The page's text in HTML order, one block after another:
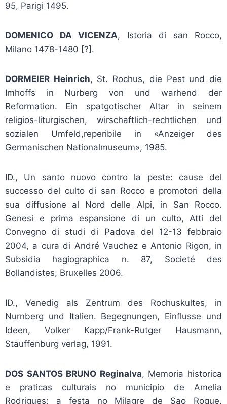
95, Parigi 1495.
DOMENICO DA VICENZA, Istoria di san Rocco,
Milano 1478-1480 [?].
DORMEIER Heinrich, St. Rochus, die Pest und die
Imhoffs in Nurberg von und warhend der
Reformation. Ein spatgotischer Altar in seinem
religios-liturgischen, wirschaftlich-rechtlichen und
sozialen Umfeld,reperibile in «Anzeiger des
Germanischen Nationalmuseum», 1985.
ID., Un santo nuovo contro la peste: cause del
successo del culto di san Rocco e promotori della
sua diffusione al Nord delle Alpi, in San Rocco.
Genesi e prima espansione di un culto, Atti del
Convegno di studi di Padova del 12-13 febbraio
2004, a cura di André Vauchez e Antonio Rigon, in
Subsidia hagiographica n. 87, Societé des
Bollandistes, Bruxelles 2006.
ID., Venedig als Zentrum des Rochuskultes, in
Nurnberg und Italien. Begegnungen, Einflusse und
Ideen, Volker Kapp/Frank-Rutger Hausmann,
Stauffenburg verlag, 1991.
DOS SANTOS BRUNO Reginalva, Memoria historica
e praticas culturais no municipio de Amelia
Rodrigues: a festa no Milagre de Sao Roque,